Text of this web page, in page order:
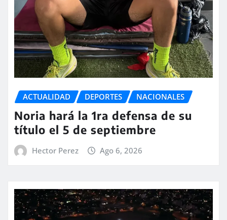
ACTUALIDAD DEPORTES NACIONALES
Noria hará la 1ra defensa de su
título el 5 de septiembre
Hector Perez Ago 6, 2026